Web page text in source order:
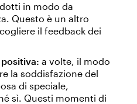
in modo da
Questo è un altro
il feedback dei
a volte, il modo
la soddisfazione del
di speciale,
sì. Questi momenti di